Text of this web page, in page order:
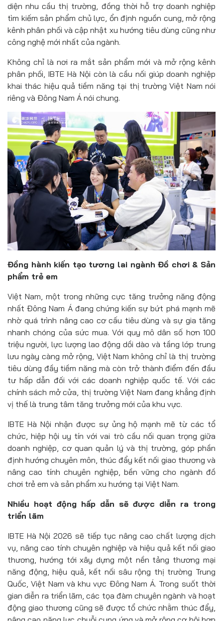
diện nhu cầu thị trường, đồng thời hỗ trợ doanh nghiệp
tìm kiếm sản phẩm chủ lực, ổn định nguồn cung, mở rộng
kênh phân phối và cập nhật xu hướng tiêu dùng cũng như
công nghệ mới nhất của ngành.
Không chỉ là nơi ra mắt sản phẩm mới và mở rộng kênh
phân phối, IBTE Hà Nội còn là cầu nối giúp doanh nghiệp
khai thác hiệu quả tiềm năng tại thị trường Việt Nam nói
riêng và Đông Nam Á nói chung.
Đồng hành kiến tạo tương lai ngành Đồ chơi & Sản
phẩm trẻ em
Việt Nam, một trong những cực tăng trưởng năng động
nhất Đông Nam Á đang chứng kiến sự bứt phá mạnh mẽ
nhờ quá trình nâng cao cơ cấu tiêu dùng và sự gia tăng
nhanh chóng của sức mua. Với quy mô dân số hơn 100
triệu người, lực lượng lao động dồi dào và tầng lớp trung
lưu ngày càng mở rộng, Việt Nam không chỉ là thị trường
tiêu dùng đầy tiềm năng mà còn trở thành điểm đến đầu
tư hấp dẫn đối với các doanh nghiệp quốc tế. Với các
chính sách mở cửa, thị trường Việt Nam đang khẳng định
vị thế là trung tâm tăng trưởng mới của khu vực.
IBTE Hà Nội nhận được sự ủng hộ mạnh mẽ từ các tổ
chức, hiệp hội uy tín với vai trò cầu nối quan trọng giữa
doanh nghiệp, cơ quan quản lý và thị trường, góp phần
định hướng chuyên môn, thúc đẩy kết nối giao thương và
nâng cao tính chuyên nghiệp, bền vững cho ngành đồ
chơi trẻ em và sản phẩm xu hướng tại Việt Nam.
Nhiều hoạt động hấp dẫn sẽ được diễn ra trong
triển lãm
IBTE Hà Nội 2026 sẽ tiếp tục nâng cao chất lượng dịch
vụ, nâng cao tính chuyên nghiệp và hiệu quả kết nối giao
thương, hướng tới xây dựng một nền tảng thương mại
năng động, hiệu quả, kết nối sâu rộng thị trường Trung
Quốc, Việt Nam và khu vực Đông Nam Á. Trong suốt thời
gian diễn ra triển lãm, các tọa đàm chuyên ngành và hoạt
động giao thương cũng sẽ được tổ chức nhằm thúc đẩy,